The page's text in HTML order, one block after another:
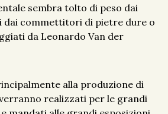
sembra tolto di peso dai
dai commettitori di pietre dure o
da Leonardo Van der
alla produzione di
realizzati per le grandi